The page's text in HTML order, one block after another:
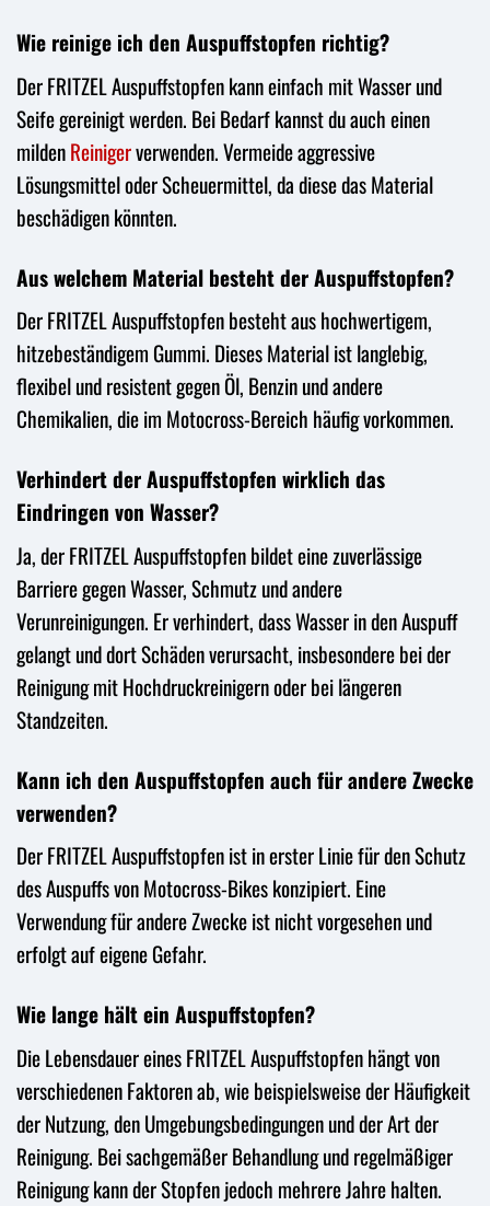
Wie reinige ich den Auspuffstopfen richtig?
Der FRITZEL Auspuffstopfen kann einfach mit Wasser und
Seife gereinigt werden. Bei Bedarf kannst du auch einen
mildenReinigerverwenden. Vermeide aggressive
Lösungsmittel oder Scheuermittel, da diese das Material
beschädigen könnten.
Aus welchem Material besteht der Auspuffstopfen?
Der FRITZEL Auspuffstopfen besteht aus hochwertigem,
hitzebeständigem Gummi. Dieses Material ist langlebig,
flexibel und resistent gegen Öl, Benzin und andere
Chemikalien, die im Motocross-Bereich häufig vorkommen.
Verhindert der Auspuffstopfen wirklich das
Eindringen von Wasser?
Ja, der FRITZEL Auspuffstopfen bildet eine zuverlässige
Barriere gegen Wasser, Schmutz und andere
Verunreinigungen. Er verhindert, dass Wasser in den Auspuff
gelangt und dort Schäden verursacht, insbesondere bei der
Reinigung mit Hochdruckreinigern oder bei längeren
Standzeiten.
Kann ich den Auspuffstopfen auch für andere Zwecke
verwenden?
Der FRITZEL Auspuffstopfen ist in erster Linie für den Schutz
des Auspuffs von Motocross-Bikes konzipiert. Eine
Verwendung für andere Zwecke ist nicht vorgesehen und
erfolgt auf eigene Gefahr.
Wie lange hält ein Auspuffstopfen?
Die Lebensdauer eines FRITZEL Auspuffstopfen hängt von
verschiedenen Faktoren ab, wie beispielsweise der Häufigkeit
der Nutzung, den Umgebungsbedingungen und der Art der
Reinigung. Bei sachgemäßer Behandlung und regelmäßiger
Reinigung kann der Stopfen jedoch mehrere Jahre halten.